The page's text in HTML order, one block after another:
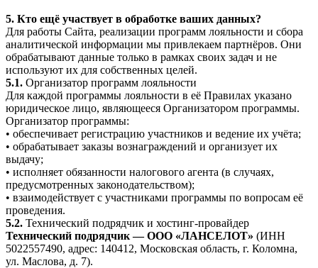
5. Кто ещё участвует в обработке ваших данных?
Для работы Сайта, реализации программ лояльности и сбора
аналитической информации мы привлекаем партнёров. Они
обрабатывают данные только в рамках своих задач и не
используют их для собственных целей.
5.1. Организатор программ лояльности
Для каждой программы лояльности в её Правилах указано
юридическое лицо, являющееся Организатором программы.
Организатор программы:
• обеспечивает регистрацию участников и ведение их учёта;
• обрабатывает заказы вознаграждений и организует их
выдачу;
• исполняет обязанности налогового агента (в случаях,
предусмотренных законодательством);
• взаимодействует с участниками программы по вопросам её
проведения.
5.2. Технический подрядчик и хостинг-провайдер
Технический подрядчик — ООО «ЛАНСЕЛОТ» (ИНН
5022557490, адрес: 140412, Московская область, г. Коломна,
ул. Маслова, д. 7).